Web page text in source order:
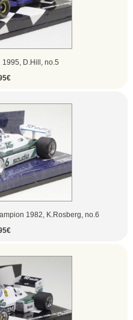
1995, D.Hill, no.5
1982, K.Rosberg, no.6